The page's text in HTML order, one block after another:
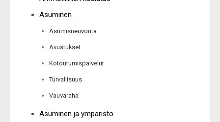
Asuminen
Asumisneuvonta
Avustukset
Kotoutumispalvelut
Turvallisuus
Vauvaraha
Asuminen ja ympäristö